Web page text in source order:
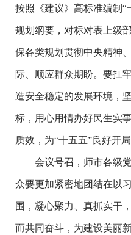
按照《建议》高标准编制“
规划纲要，对标对表上级
保各类规划贯彻中央精神
际、顺应群众期盼。要扛
造安全稳定的发展环境，
标，用心用情办好民生实
质效，为“十五五”良好开
会议号召，师市各级
众要更加紧密地团结在以
围，凝心聚力、真抓实干
而共同奋斗，为建设美丽